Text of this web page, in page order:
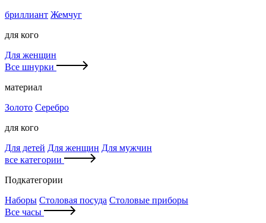
бриллиант Жемчуг
для кого
Для женщин
Все шнурки
материал
Золото Серебро
для кого
Для детей Для женщин Для мужчин
все категории
Подкатегории
Наборы Столовая посуда Столовые приборы
Все часы